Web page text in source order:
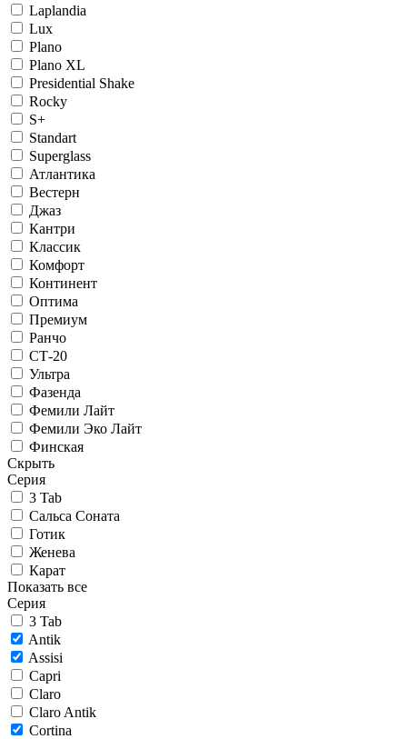
Laplandia
Lux
Plano
Plano XL
Presidential Shake
Rocky
S+
Standart
Superglass
Атлантика
Вестерн
Джаз
Кантри
Классик
Комфорт
Континент
Оптима
Премиум
Ранчо
СТ-20
Ультра
Фазенда
Фемили Лайт
Фемили Эко Лайт
Финская
Скрыть
Серия
3 Tab
Сальса Соната
Готик
Женева
Карат
Показать все
Серия
3 Tab
Antik
Assisi
Capri
Claro
Claro Antik
Cortina